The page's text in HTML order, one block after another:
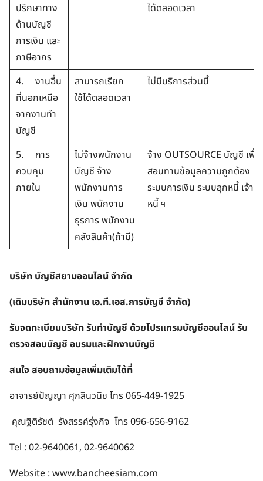
ปรึกษาทาง
ด้านบัญชี
การเงิน และ
ภาษีอากร
ได้ตลอดเวลา
4. งานอื่น
ที่นอกเหนือ
จากงานทำ
บัญชี
สามารถเรียก
ใช้ได้ตลอดเวลา
ไม่มีบริการส่วนนี้
5. การ
ควบคุม
ภายใน
ไม่จ้างพนักงาน
บัญชี จ้าง
พนักงานการ
เงิน พนักงาน
ธุรการ พนักงาน
คลังสินค้า(ถ้ามี)
จ้าง OUTSOURCE บัญชี เพื่อ
สอบทานข้อมูลความถูกต้อง
ระบบการเงิน ระบบลุกหนี้ เจ้า
หนี้ ฯ
บริษัท บัญชีสยามออนไลน์ จำกัด
(เดิมบริษัท สำนักงาน เอ.ที.เอส.การบัญชี จำกัด)
รับจดทะเบียนบริษัท รับทำบัญชี ด้วยโปรแกรมบัญชีออนไลน์ รับ
ตรวจสอบบัญชี อบรมและฝึกงานบัญชี
สนใจ สอบถามข้อมูลเพิ่มเติมได้ที่
อาจารย์ปัญญา ศุกลินวนิช โทร 065-449-1925
คุณฐิติรัชต์ รังสรรค์รุ่งกิจ โทร 096-656-9162
Tel : 02-9640061, 02-9640062
Website : www.bancheesiam.com